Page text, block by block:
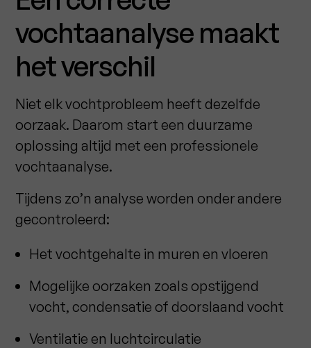
vochtaanalyse maakt
het verschil
Niet elk vochtprobleem heeft dezelfde
oorzaak. Daarom start een duurzame
oplossing altijd met een professionele
vochtaanalyse.
Tijdens zo’n analyse worden onder andere
gecontroleerd:
Het vochtgehalte in muren en vloeren
Mogelijke oorzaken zoals opstijgend
vocht, condensatie of doorslaand vocht
Ventilatie en luchtcirculatie